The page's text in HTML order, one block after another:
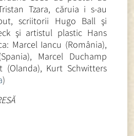
Tzara, căruia i s-au
scriitorii Hugo Ball şi
şi artistul plastic Hans
Marcel Iancu (România),
Marcel Duchamp
(Olanda), Kurt Schwitters
)